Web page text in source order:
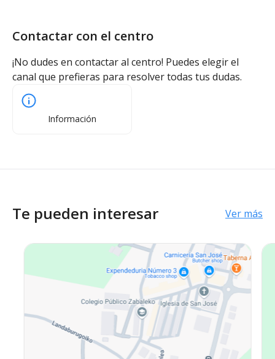
Contactar con el centro
¡No dudes en contactar al centro! Puedes elegir el
canal que prefieras para resolver todas tus dudas.
Información
Te pueden interesar Ver más